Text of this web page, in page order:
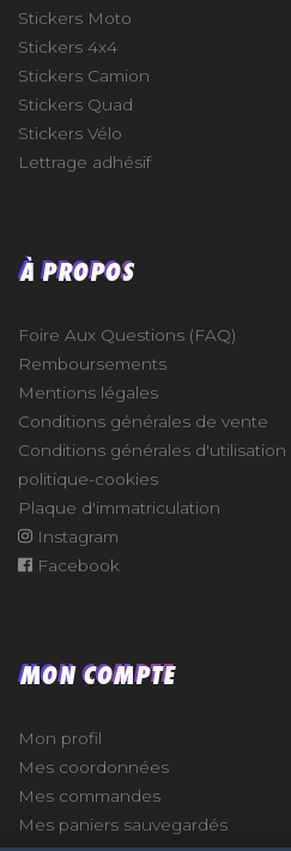
Stickers Moto
Stickers 4x4
Stickers Camion
Stickers Quad
Stickers Vélo
Lettrage adhésif
À PROPOS
Foire Aux Questions (FAQ)
Remboursements
Mentions légales
Conditions générales de vente
Conditions générales d'utilisation
politique-cookies
Plaque d'immatriculation
Instagram
Facebook
MON COMPTE
Mon profil
Mes coordonnées
Mes commandes
Mes paniers sauvegardés